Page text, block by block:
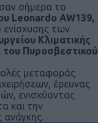
σήμερα το
Leonardo AW139,
των
Κλιματικής
του Πυροσβεστικού
μεταφοράς
έρευνας
ενισχύοντας
και την
ανάγκης.